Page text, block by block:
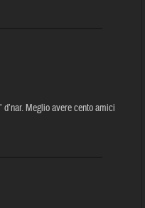
d’nar. Meglio avere cento amici